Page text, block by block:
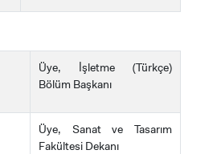
Üye, İşletme (Türkçe)
Bölüm Başkanı
Üye, Sanat ve Tasarım
Fakültesi Dekanı